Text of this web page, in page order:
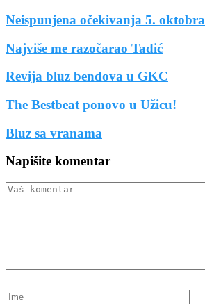
Neispunjena očekivanja 5. oktobra
Najviše me razočarao Tadić
Revija bluz bendova u GKC
The Bestbeat ponovo u Užicu!
Bluz sa vranama
Napišite komentar